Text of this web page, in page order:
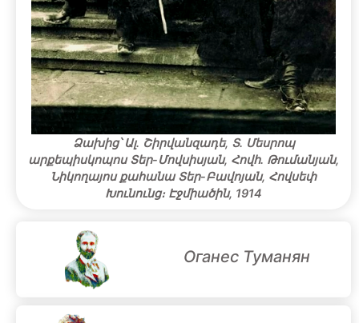
Ձախից՝ Ալ. Շիրվանզադե, Տ. Մեսրոպ
արքեպիսկոպոս Տեր-Մովսիսյան, Հովհ. Թումանյան,
Նիկողայոս քահանա Տեր-Բավոյան, Հովսեփ
Խունունց։ Էջմիածին, 1914
Оганес Туманян